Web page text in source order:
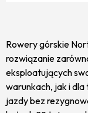
Rowery górskie
rozwiązanie
eksploatujących
warunkach, jak i
jazdy bez